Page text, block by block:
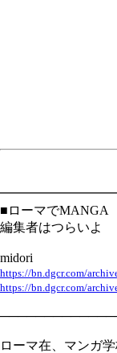
■ローマでMANGA［
編集者はつらいよ
midori
https://bn.dgcr.com/
https://bn.dgcr.com/
ローマ在、マンガ